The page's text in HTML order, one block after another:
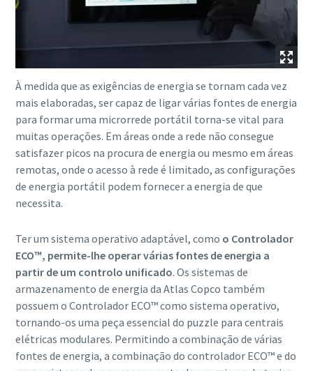
À medida que as exigências de energia se tornam cada vez
mais elaboradas, ser capaz de ligar várias fontes de energia
para formar uma microrrede portátil torna-se vital para
muitas operações. Em áreas onde a rede não consegue
satisfazer picos na procura de energia ou mesmo em áreas
remotas, onde o acesso à rede é limitado, as configurações
de energia portátil podem fornecer a energia de que
necessita.
Ter um sistema operativo adaptável, como o Controlador
ECO™, permite-lhe operar várias fontes de energia a
partir de um controlo unificado. Os sistemas de
armazenamento de energia da Atlas Copco também
possuem o Controlador ECO™ como sistema operativo,
tornando-os uma peça essencial do puzzle para centrais
elétricas modulares. Permitindo a combinação de várias
fontes de energia, a combinação do controlador ECO™ e do